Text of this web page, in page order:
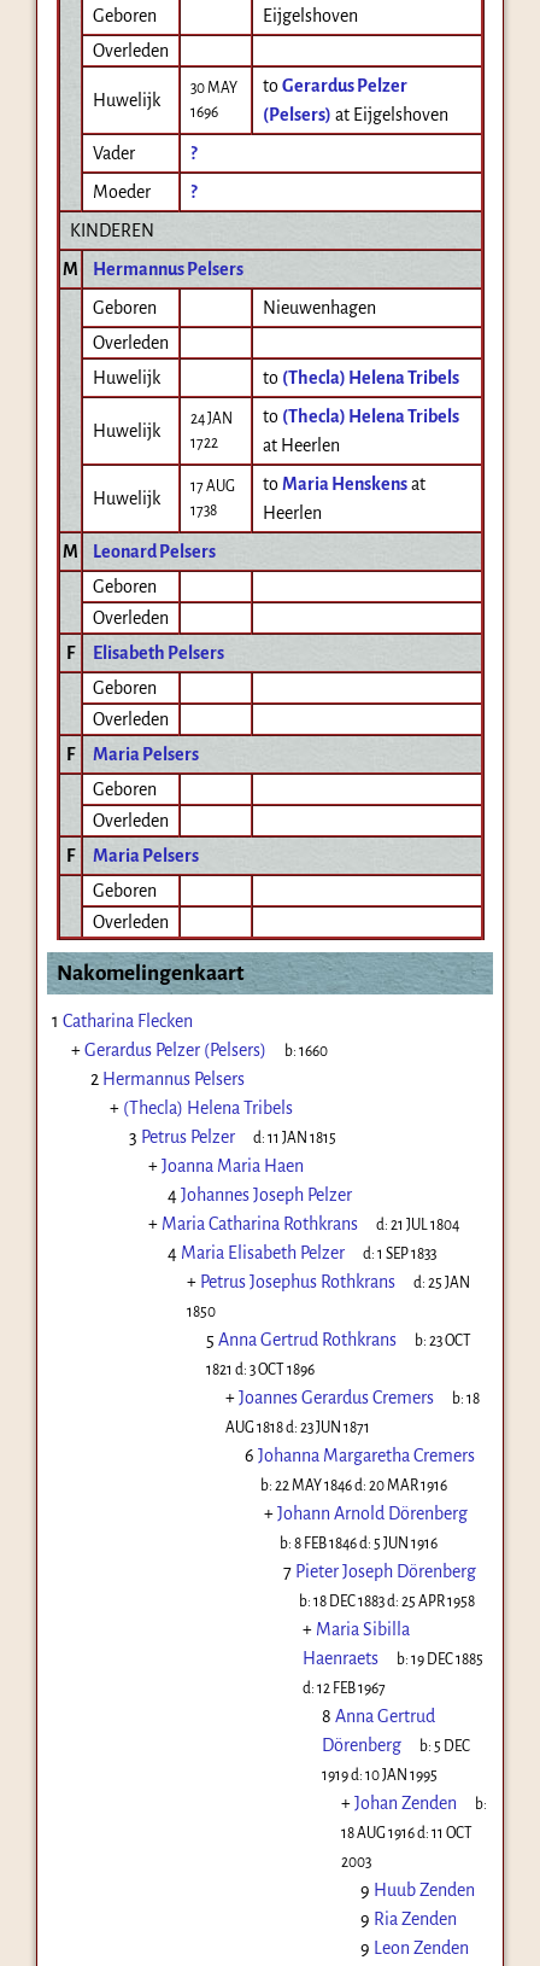
Geboren
Eijgelshoven
Overleden
Huwelijk
30 MAY
1696
toGerardus Pelzer
(Pelsers) at Eijgelshoven
Vader
?
Moeder
?
KINDEREN
M
Hermannus Pelsers
Geboren
Nieuwenhagen
Overleden
Huwelijk
to (Thecla) Helena Tribels
Huwelijk
24 JAN
1722
to (Thecla) Helena Tribels
at Heerlen
Huwelijk
17 AUG
1738
toMaria Henskens at
Heerlen
M
Leonard Pelsers
Geboren
Overleden
F
Elisabeth Pelsers
Geboren
Overleden
F
Maria Pelsers
Geboren
Overleden
F
Maria Pelsers
Geboren
Overleden
Nakomelingenkaart
1 Catharina Flecken
+Gerardus Pelzer (Pelsers) b:1660
2 Hermannus Pelsers
+ (Thecla) Helena Tribels
3 Petrus Pelzer d:11 JAN 1815
+Joanna Maria Haen
4Johannes Joseph Pelzer
+ Maria Catharina Rothkrans d:21 JUL 1804
4 Maria Elisabeth Pelzer d:1 SEP 1833
+ Petrus Josephus Rothkrans d:25 JAN
1850
5 Anna Gertrud Rothkrans b:23 OCT
1821 d: 3 OCT 1896
+Joannes Gerardus Cremers b:18
AUG 1818d: 23 JUN 1871
6 Johanna Margaretha Cremers
b:22 MAY 1846d:20 MAR 1916
+Johann Arnold Dörenberg
b:8 FEB 1846d: 5 JUN 1916
7 Pieter Joseph Dörenberg
b:18 DEC 1883d:25 APR 1958
+ Maria Sibilla
Haenraets
b:19 DEC 1885
d: 12 FEB 1967
8 Anna Gertrud
Dörenberg
b: 5 DEC
1919d: 10 JAN 1995
+Johan Zenden
b:
18 AUG 1916d: 11 OCT
2003
9 Huub Zenden
9 Ria Zenden
9 Leon Zenden